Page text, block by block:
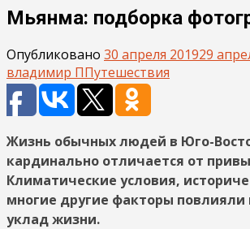
Мьянма: подборка
Опубликовано 30 апреля 201929
владимир ППутешествия
Жизнь обычных людей в Юго-
кардинально отличается от
Климатические условия,
многие другие факторы
уклад жизни.